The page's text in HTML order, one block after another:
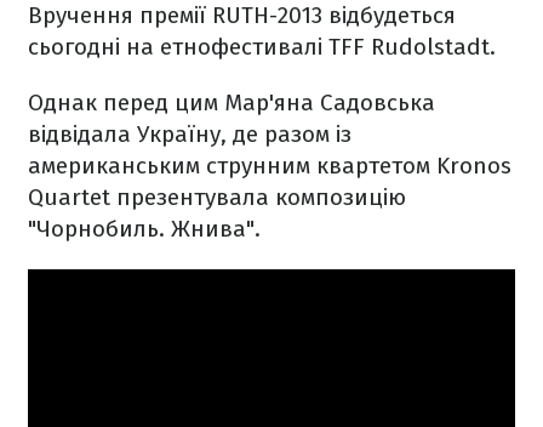
Вручення премії RUTH-2013 відбудеться
сьогодні на етнофестивалі TFF Rudolstadt.
Однак перед цим Мар'яна Садовська
відвідала Україну, де разом із
американським струнним квартетом Kronos
Quartet презентувала композицію
"Чорнобиль. Жнива".